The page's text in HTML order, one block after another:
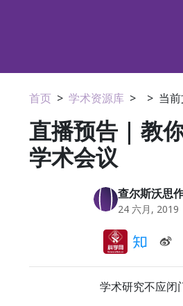
首页 > 学术资源库 > > 当
直播预告 | 教
学术会议
查尔斯沃思
24 六月, 2019
学术研究不应闭